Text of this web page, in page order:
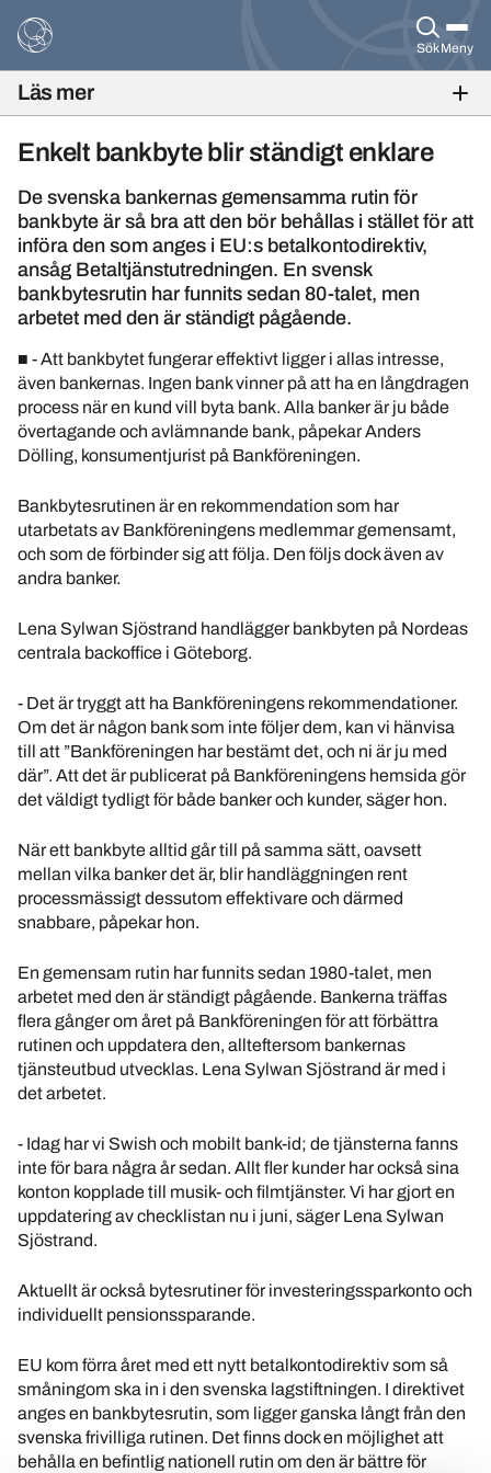
SökMeny
Enkelt bankbyte blir ständigt enklare
De svenska bankernas gemensamma rutin för
bankbyte är så bra att den bör behållas i stället för att
införa den som anges i EU:s betalkontodirektiv,
ansåg Betaltjänstutredningen. En svensk
bankbytesrutin har funnits sedan 80-talet, men
arbetet med den är ständigt pågående.
■ - Att bankbytet fungerar effektivt ligger i allas intresse,
även bankernas. Ingen bank vinner på att ha en långdragen
process när en kund vill byta bank. Alla banker är ju både
övertagande och avlämnande bank, påpekar Anders
Dölling, konsumentjurist på Bankföreningen.
Bankbytesrutinen är en rekommendation som har
utarbetats av Bankföreningens medlemmar gemensamt,
och som de förbinder sig att följa. Den följs dock även av
andra banker.
Lena Sylwan Sjöstrand handlägger bankbyten på Nordeas
centrala backoffice i Göteborg.
- Det är tryggt att ha Bankföreningens rekommendationer.
Om det är någon bank som inte följer dem, kan vi hänvisa
till att ”Bankföreningen har bestämt det, och ni är ju med
där”. Att det är publicerat på Bankföreningens hemsida gör
det väldigt tydligt för både banker och kunder, säger hon.
När ett bankbyte alltid går till på samma sätt, oavsett
mellan vilka banker det är, blir handläggningen rent
processmässigt dessutom effektivare och därmed
snabbare, påpekar hon.
En gemensam rutin har funnits sedan 1980-talet, men
arbetet med den är ständigt pågående. Bankerna träffas
flera gånger om året på Bankföreningen för att förbättra
rutinen och uppdatera den, allteftersom bankernas
tjänsteutbud utvecklas. Lena Sylwan Sjöstrand är med i
det arbetet.
- Idag har vi Swish och mobilt bank-id; de tjänsterna fanns
inte för bara några år sedan. Allt fler kunder har också sina
konton kopplade till musik- och filmtjänster. Vi har gjort en
uppdatering av checklistan nu i juni, säger Lena Sylwan
Sjöstrand.
Aktuellt är också bytesrutiner för investeringssparkonto och
individuellt pensionssparande.
EU kom förra året med ett nytt betalkontodirektiv som så
småningom ska in i den svenska lagstiftningen. I direktivet
anges en bankbytesrutin, som ligger ganska långt från den
svenska frivilliga rutinen. Det finns dock en möjlighet att
behålla en befintlig nationell rutin om den är bättre för
Läs mer